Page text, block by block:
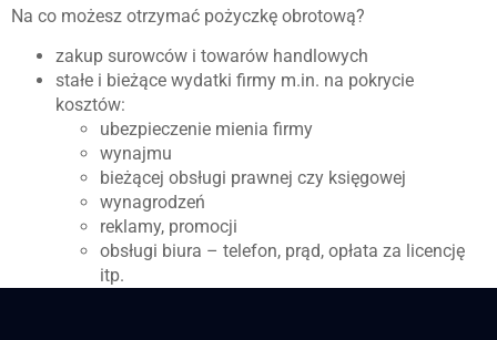
Na co możesz otrzymać pożyczkę obrotową?
zakup surowców i towarów handlowych
stałe i bieżące wydatki firmy m.in. na pokrycie
kosztów:
ubezpieczenie mienia firmy
wynajmu
bieżącej obsługi prawnej czy księgowej
wynagrodzeń
reklamy, promocji
obsługi biura – telefon, prąd, opłata za licencję
itp.